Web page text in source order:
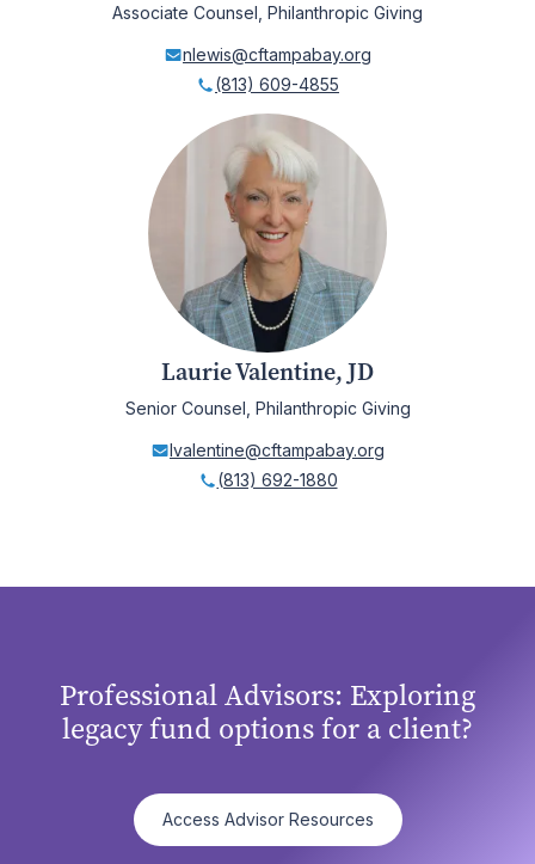
Associate Counsel, Philanthropic Giving
nlewis@cftampabay.org
(813) 609-4855
Laurie Valentine, JD
Senior Counsel, Philanthropic Giving
lvalentine@cftampabay.org
(813) 692-1880
Professional Advisors: Exploring
legacy fund options for a client?
Access Advisor Resources